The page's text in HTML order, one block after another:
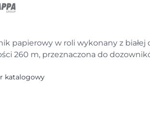
papierowy w roli wykonany z białej
260 m, przeznaczona do
katalogowy